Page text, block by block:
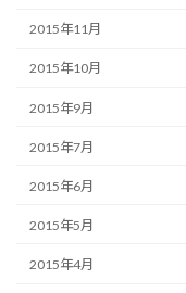
2015年11月
2015年10月
2015年9月
2015年7月
2015年6月
2015年5月
2015年4月